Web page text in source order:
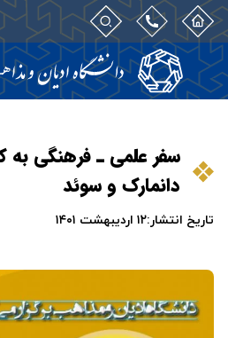
سفر علمی ـ فرهنگی به
دانمارک و سوئد
تاریخ انتشار:۱۲ اردیبهشت ۱۴۰۱